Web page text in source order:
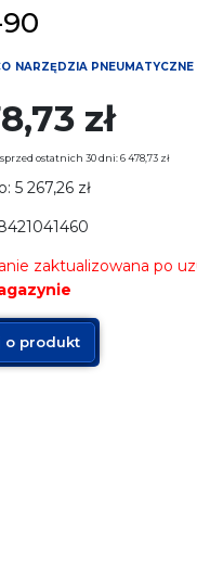
NARZĘDZIA PNEUMATYCZNE
zł
ostatnich 30 dni:6 478,73 zł
5 267,26 zł
zaktualizowana po
o produkt